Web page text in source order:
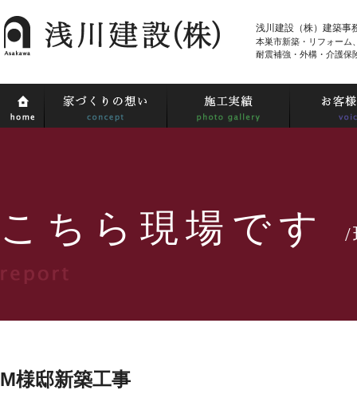
浅川建設（株）建築事
本巣市新築・リフォーム
耐震補強・外構・介護保
こちら現場です /
M様邸新築工事